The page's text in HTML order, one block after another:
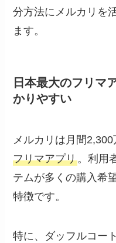
分方法にメルカリを
ます。
日本最大のフリマ
かりやすい
メルカリは月間
フリマアプリ。利用
テムが多くの購入希
特徴です。
特に、ダッフルコー